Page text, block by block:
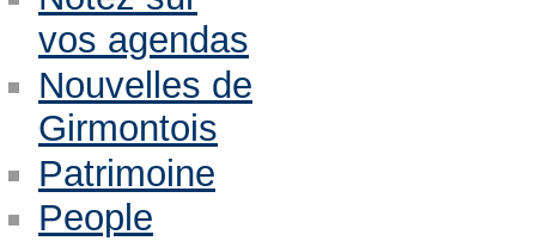
vos agendas
Nouvelles de
Girmontois
Patrimoine
People